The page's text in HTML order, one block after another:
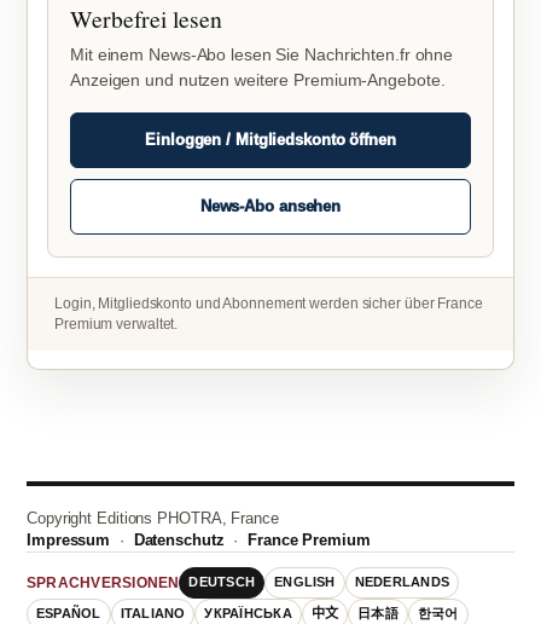
Werbefrei lesen
Mit einem News-Abo lesen Sie Nachrichten.fr ohne
Anzeigen und nutzen weitere Premium-Angebote.
Einloggen / Mitgliedskonto öffnen
News-Abo ansehen
Login, Mitgliedskonto und Abonnement werden sicher über France
Premium verwaltet.
Copyright Editions PHOTRA, France
Impressum · Datenschutz ·France Premium
SPRACHVERSIONEN DEUTSCH ENGLISH NEDERLANDS
ESPAÑOL ITALIANO УКРАЇНСЬКА 中文 日本語 한국어